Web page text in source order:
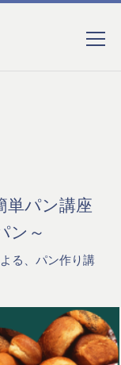
単パン講座
ン～
る、パン作り講